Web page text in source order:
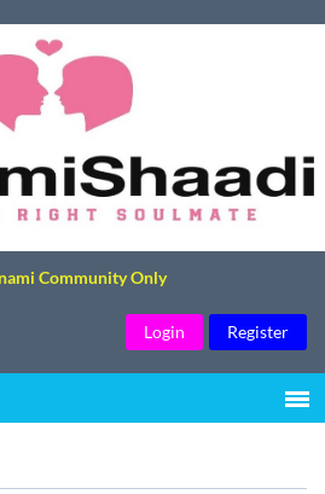
Community Only
Register
Login